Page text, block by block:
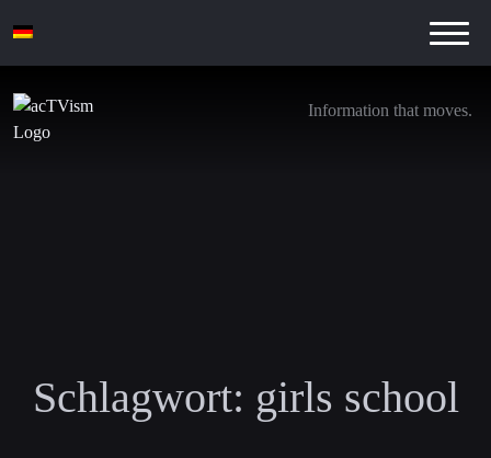
Information that moves.
Schlagwort: girls school